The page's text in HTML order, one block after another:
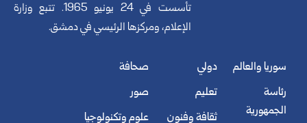
تأسست في 24 يونيو 1965. تتبع وزارة
الإعلام، ومركزها الرئيسي في دمشق.
سوريا والعالم
رئاسة
الجمهورية
دولي
تعليم
ثقافة وفنون
صحافة
صور
علوم وتكنولوجيا